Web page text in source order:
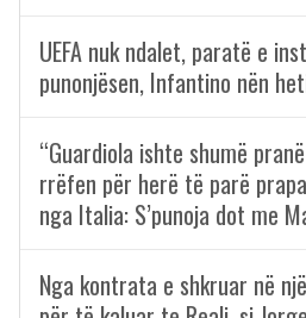
UEFA nuk ndalet, paratë e
punonjësen, Infantino nën
“Guardiola ishte shumë
rrëfen për herë të parë
nga Italia: S’punoja dot me
Nga kontrata e shkruar në